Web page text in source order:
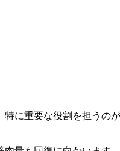
に重要な役割を担うの